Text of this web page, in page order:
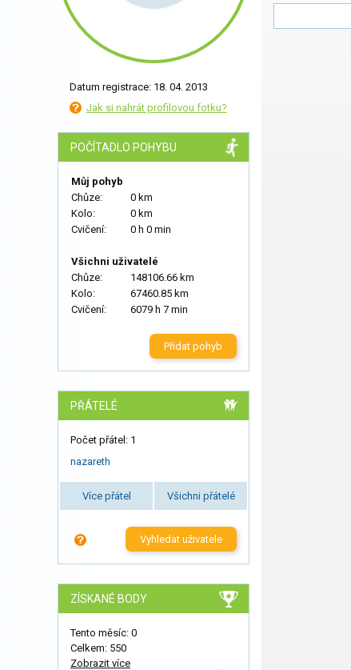
Datum registrace: 18. 04. 2013
Jak si nahrát profilovou fotku?
POČÍTADLO POHYBU
Můj pohyb
Chůze:
0 km
Kolo:
0 km
Cvičení:
0 h 0 min
Všichni uživatelé
Chůze:
148106.66 km
Kolo:
67460.85 km
Cvičení:
6079 h 7 min
Přidat pohyb
PŘÁTELÉ
Počet přátel: 1
nazareth
Více přátel Všichni přátelé
Vyhledat uživatele
ZÍSKANÉ BODY
Tento měsíc: 0
Celkem: 550
Zobrazit více